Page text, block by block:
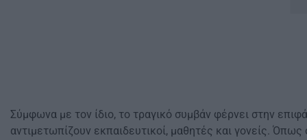
Σύμφωνα με τον ίδιο, το τραγικό συμβάν φέρνει στην
αντιμετωπίζουν εκπαιδευτικοί, μαθητές και γονείς.